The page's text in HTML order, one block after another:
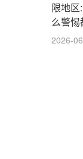
限地
么警惕
2026-